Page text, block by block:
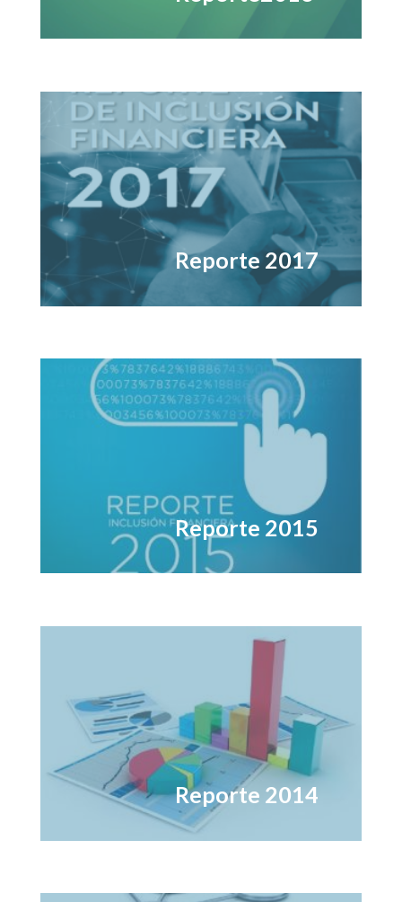
Reporte 2017
Reporte 2015
Reporte 2014